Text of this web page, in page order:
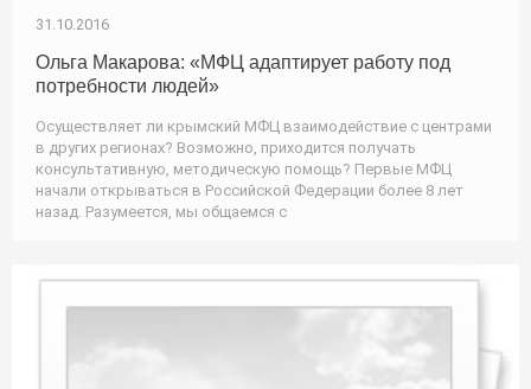
31.10.2016
Ольга Макарова: «МФЦ адаптирует работу под
потребности людей»
Осуществляет ли крымский МФЦ взаимодействие с центрами
в других регионах? Возможно, приходится получать
консультативную, методическую помощь? Первые МФЦ
начали открываться в Российской Федерации более 8 лет
назад. Разумеется, мы общаемся с